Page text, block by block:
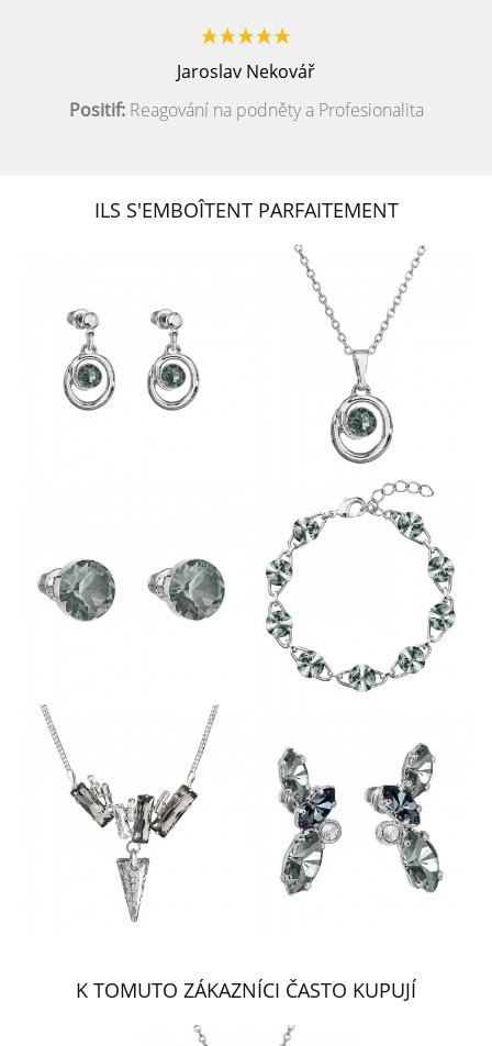
Jaroslav Nekovář
Positif:Reagování na podněty a Profesionalita
ILS S'EMBOÎTENT PARFAITEMENT
K TOMUTO ZÁKAZNÍCI ČASTO KUPUJÍ